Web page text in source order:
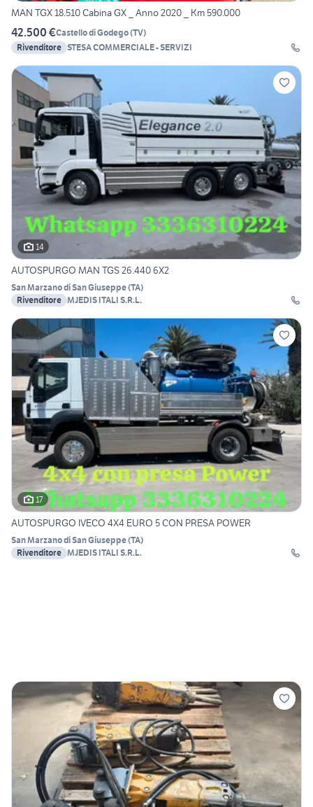
MAN TGX 18.510 Cabina GX _ Anno 2020 _ Km 590.000
42.500 €Castello di Godego(TV)
Rivenditore STESA COMMERCIALE - SERVIZI
14
AUTOSPURGO MAN TGS 26.440 6X2
San Marzano di San Giuseppe(TA)
Rivenditore MJEDIS ITALI S.R.L.
17
AUTOSPURGO IVECO 4X4 EURO 5 CON PRESA POWER
San Marzano di San Giuseppe(TA)
Rivenditore MJEDIS ITALI S.R.L.